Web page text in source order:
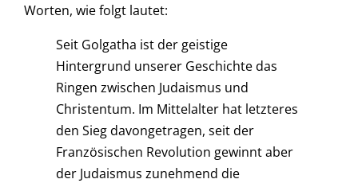
Worten, wie folgt lautet:
Seit Golgatha ist der geistige
Hintergrund unserer Geschichte das
Ringen zwischen Judaismus und
Christentum. Im Mittelalter hat letzteres
den Sieg davongetragen, seit der
Französischen Revolution gewinnt aber
der Judaismus zunehmend die